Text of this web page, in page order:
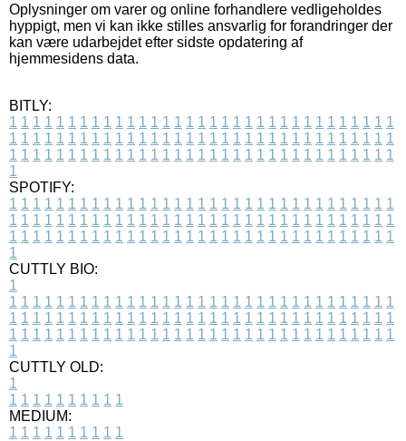
Oplysninger om varer og online forhandlere vedligeholdes
hyppigt, men vi kan ikke stilles ansvarlig for forandringer der
kan være udarbejdet efter sidste opdatering af
hjemmesidens data.
BITLY:
1 1 1 1 1 1 1 1 1 1 1 1 1 1 1 1 1 1 1 1 1 1 1 1 1 1 1 1 1 1 1 1 1
1 1 1 1 1 1 1 1 1 1 1 1 1 1 1 1 1 1 1 1 1 1 1 1 1 1 1 1 1 1 1 1 1
1 1 1 1 1 1 1 1 1 1 1 1 1 1 1 1 1 1 1 1 1 1 1 1 1 1 1 1 1 1 1 1 1
1
SPOTIFY:
1 1 1 1 1 1 1 1 1 1 1 1 1 1 1 1 1 1 1 1 1 1 1 1 1 1 1 1 1 1 1 1 1
1 1 1 1 1 1 1 1 1 1 1 1 1 1 1 1 1 1 1 1 1 1 1 1 1 1 1 1 1 1 1 1 1
1 1 1 1 1 1 1 1 1 1 1 1 1 1 1 1 1 1 1 1 1 1 1 1 1 1 1 1 1 1 1 1 1
1
CUTTLY BIO:
1
1 1 1 1 1 1 1 1 1 1 1 1 1 1 1 1 1 1 1 1 1 1 1 1 1 1 1 1 1 1 1 1 1
1 1 1 1 1 1 1 1 1 1 1 1 1 1 1 1 1 1 1 1 1 1 1 1 1 1 1 1 1 1 1 1 1
1 1 1 1 1 1 1 1 1 1 1 1 1 1 1 1 1 1 1 1 1 1 1 1 1 1 1 1 1 1 1 1 1
1
CUTTLY OLD:
1
1 1 1 1 1 1 1 1 1 1
MEDIUM:
1 1 1 1 1 1 1 1 1 1